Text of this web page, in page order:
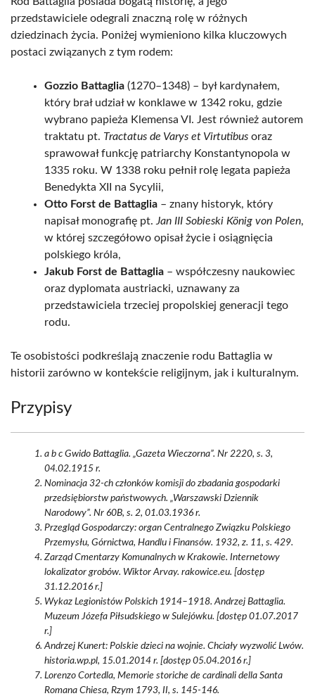
przedstawiciele odegrali znaczną rolę w różnych
dziedzinach życia. Poniżej wymieniono kilka kluczowych
postaci związanych z tym rodem:
Gozzio Battaglia (1270–1348) – był kardynałem,
który brał udział w konklawe w 1342 roku, gdzie
wybrano papieża Klemensa VI. Jest również autorem
traktatu pt. Tractatus de Varys et Virtutibus oraz
sprawował funkcję patriarchy Konstantynopola w
1335 roku. W 1338 roku pełnił rolę legata papieża
Benedykta XII na Sycylii,
Otto Forst de Battaglia – znany historyk, który
napisał monografię pt. Jan III Sobieski König von Polen,
w której szczegółowo opisał życie i osiągnięcia
polskiego króla,
Jakub Forst de Battaglia – współczesny naukowiec
oraz dyplomata austriacki, uznawany za
przedstawiciela trzeciej propolskiej generacji tego
rodu.
Te osobistości podkreślają znaczenie rodu Battaglia w
historii zarówno w kontekście religijnym, jak i kulturalnym.
Przypisy
a b c Gwido Battaglia. „Gazeta Wieczorna”. Nr 2220, s. 3,
04.02.1915 r.
Nominacja 32-ch członków komisji do zbadania gospodarki
przedsiębiorstw państwowych. „Warszawski Dziennik
Narodowy”. Nr 60B, s. 2, 01.03.1936 r.
Przegląd Gospodarczy: organ Centralnego Związku Polskiego
Przemysłu, Górnictwa, Handlu i Finansów. 1932, z. 11, s. 429.
Zarząd Cmentarzy Komunalnych w Krakowie. Internetowy
lokalizator grobów. Wiktor Arvay. rakowice.eu. [dostęp
31.12.2016 r.]
Wykaz Legionistów Polskich 1914–1918. Andrzej Battaglia.
Muzeum Józefa Piłsudskiego w Sulejówku. [dostęp 01.07.2017
r.]
Andrzej Kunert: Polskie dzieci na wojnie. Chciały wyzwolić Lwów.
historia.wp.pl, 15.01.2014 r. [dostęp 05.04.2016 r.]
Lorenzo Cortedla, Memorie storiche de cardinali della Santa
Romana Chiesa, Rzym 1793, II, s. 145-146.